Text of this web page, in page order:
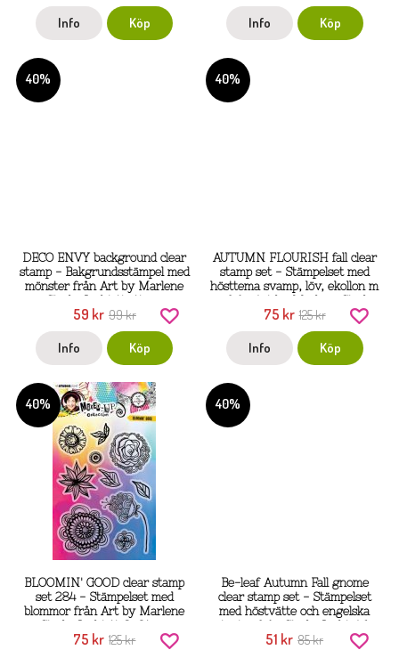
Info Köp Info Köp
40%
DECO ENVY background clear
stamp - Bakgrundsstämpel med
mönster från Art by Marlene
59 kr 99 kr
Info Köp
40%
AUTUMN FLOURISH fall clear
stamp set - Stämpelset med
hösttema svamp, löv, ekollon m
Light 14,8x21
75 kr 125 kr
Info Köp
40%
BLOOMIN' GOOD clear stamp
set 284 - Stämpelset med
blommor från Art by Marlene
75 kr 125 kr
40%
Be-leaf Autumn Fall gnome
clear stamp set - Stämpelset
med höstvätte och engelska
51 kr 85 kr